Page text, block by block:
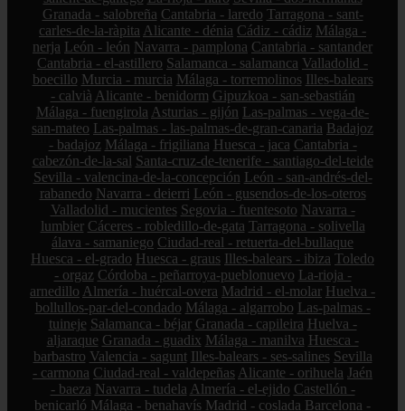
Granada - salobreña Cantabria - laredo Tarragona - sant-
carles-de-la-ràpita Alicante - dénia Cádiz - cádiz Málaga -
nerja León - león Navarra - pamplona Cantabria - santander
Cantabria - el-astillero Salamanca - salamanca Valladolid -
boecillo Murcia - murcia Málaga - torremolinos Illes-balears
- calvià Alicante - benidorm Gipuzkoa - san-sebastián
Málaga - fuengirola Asturias - gijón Las-palmas - vega-de-
san-mateo Las-palmas - las-palmas-de-gran-canaria Badajoz
- badajoz Málaga - frigiliana Huesca - jaca Cantabria -
cabezón-de-la-sal Santa-cruz-de-tenerife - santiago-del-teide
Sevilla - valencina-de-la-concepción León - san-andrés-del-
rabanedo Navarra - deierri León - gusendos-de-los-oteros
Valladolid - mucientes Segovia - fuentesoto Navarra -
lumbier Cáceres - robledillo-de-gata Tarragona - solivella
álava - samaniego Ciudad-real - retuerta-del-bullaque
Huesca - el-grado Huesca - graus Illes-balears - ibiza Toledo
- orgaz Córdoba - peñarroya-pueblonuevo La-rioja -
arnedillo Almería - huércal-overa Madrid - el-molar Huelva -
bollullos-par-del-condado Málaga - algarrobo Las-palmas -
tuineje Salamanca - béjar Granada - capileira Huelva -
aljaraque Granada - guadix Málaga - manilva Huesca -
barbastro Valencia - sagunt Illes-balears - ses-salines Sevilla
- carmona Ciudad-real - valdepeñas Alicante - orihuela Jaén
- baeza Navarra - tudela Almería - el-ejido Castellón -
benicarló Málaga - benahavís Madrid - coslada Barcelona -